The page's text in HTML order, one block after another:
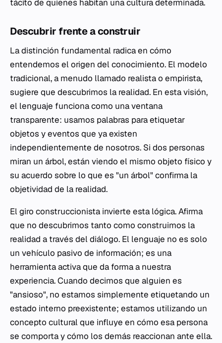
tácito de quienes habitan una cultura determinada.
Descubrir frente a construir
La distinción fundamental radica en cómo
entendemos el origen del conocimiento. El modelo
tradicional, a menudo llamado realista o empirista,
sugiere que descubrimos la realidad. En esta visión,
el lenguaje funciona como una ventana
transparente: usamos palabras para etiquetar
objetos y eventos que ya existen
independientemente de nosotros. Si dos personas
miran un árbol, están viendo el mismo objeto físico y
su acuerdo sobre lo que es "un árbol" confirma la
objetividad de la realidad.
El giro construccionista invierte esta lógica. Afirma
que no descubrimos tanto como construimos la
realidad a través del diálogo. El lenguaje no es solo
un vehículo pasivo de información; es una
herramienta activa que da forma a nuestra
experiencia. Cuando decimos que alguien es
"ansioso", no estamos simplemente etiquetando un
estado interno preexistente; estamos utilizando un
concepto cultural que influye en cómo esa persona
se comporta y cómo los demás reaccionan ante ella.